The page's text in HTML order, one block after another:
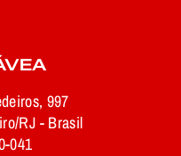
997
RJ - Brasil
041